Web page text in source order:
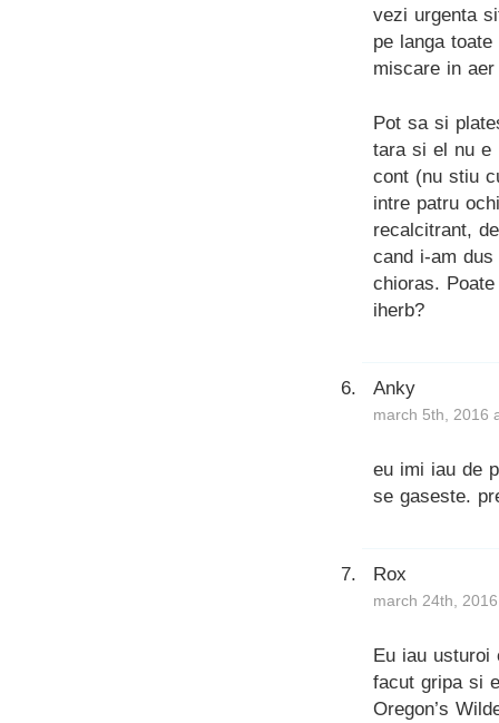
vezi urgenta
pe langa
miscare in
Pot sa si
tara si el nu e
cont (nu stiu
intre patru
recalcitrant,
cand i-am
chioras.
iherb?
Anky
march 5th, 2016
eu imi iau de
se gaseste.
Rox
march 24th,
Eu iau
facut gripa si
Oregon’s